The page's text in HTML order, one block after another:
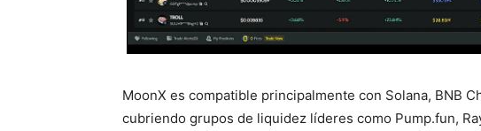
MoonX es compatible principalmente con Solana, BNB
cubriendo grupos de liquidez líderes como Pump.fun,